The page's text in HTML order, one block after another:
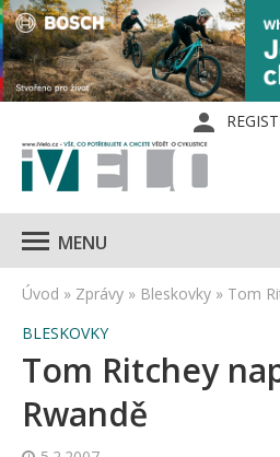
MENU
Úvod » Zprávy » Bleskovky » Tom
BLESKOVKY
Tom Ritchey
Rwandě